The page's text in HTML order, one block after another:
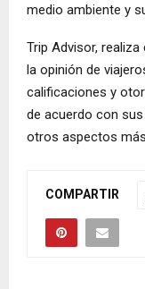
medio ambiente y
Trip Advisor,
la opinión de
calificaciones y
de acuerdo con
otros aspectos
COMPARTIR